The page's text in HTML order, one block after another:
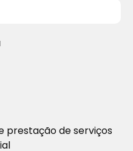
prestação de serviços